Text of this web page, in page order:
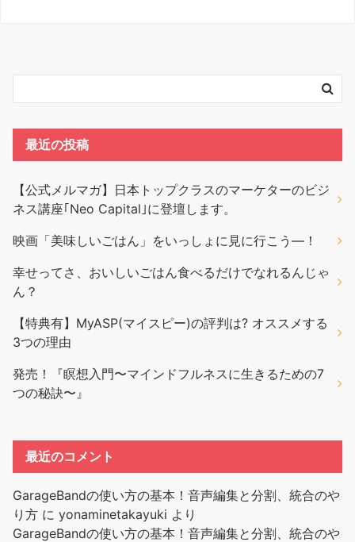
最近の投稿
【公式メルマガ】日本トップクラスのマーケターのビジ
ネス講座｢Neo Capital｣に登壇します。
映画「美味しいごはん」をいっしょに見に行こう―！
幸せってさ、おいしいごはん食べるだけでなれるんじゃ
ん？
【特典有】MyASP(マイスピー)の評判は? オススメする
3つの理由
発売！『瞑想入門〜マインドフルネスに生きるための7
つの秘訣〜』
最近のコメント
GarageBandの使い方の基本！音声編集と分割、統合のや
り方 に yonaminetakayuki より
GarageBandの使い方の基本！音声編集と分割、統合のや